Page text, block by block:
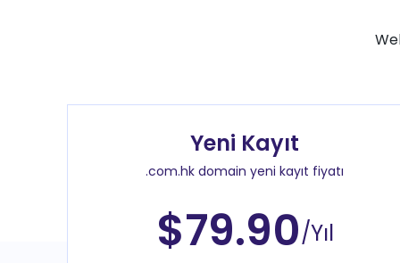
Yeni Kayıt
.com.hk domain yeni kayıt fiyatı
$79.90/Yıl